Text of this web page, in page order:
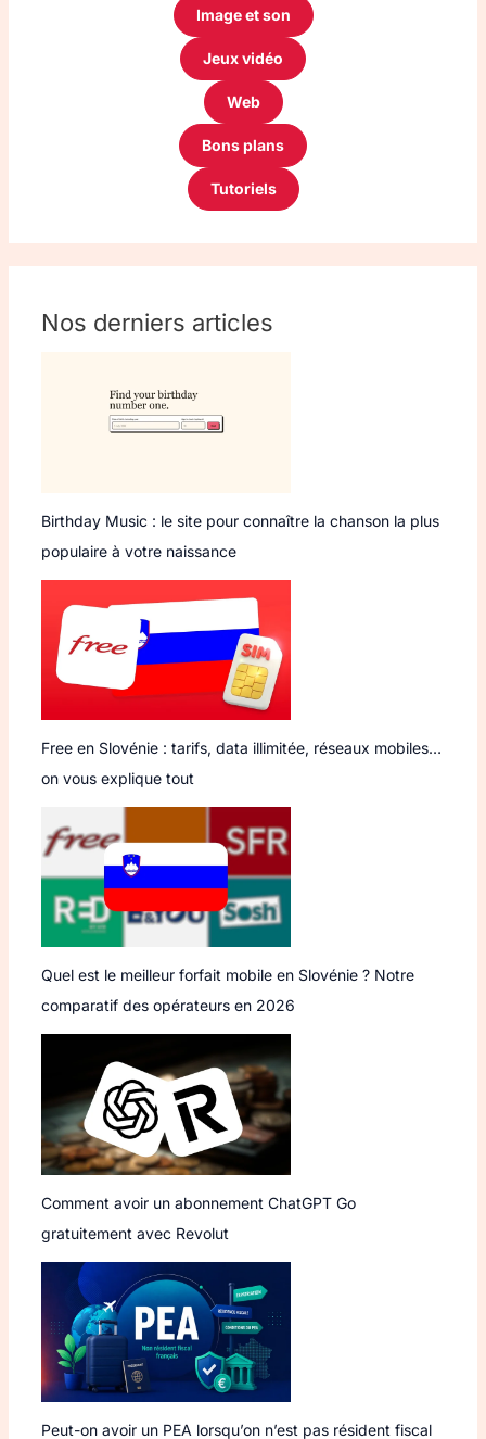
Image et son
Jeux vidéo
Web
Bons plans
Tutoriels
Nos derniers articles
Birthday Music : le site pour connaître la chanson la plus
populaire à votre naissance
Free en Slovénie : tarifs, data illimitée, réseaux mobiles…
on vous explique tout
Quel est le meilleur forfait mobile en Slovénie ? Notre
comparatif des opérateurs en 2026
Comment avoir un abonnement ChatGPT Go
gratuitement avec Revolut
Peut-on avoir un PEA lorsqu’on n’est pas résident fiscal